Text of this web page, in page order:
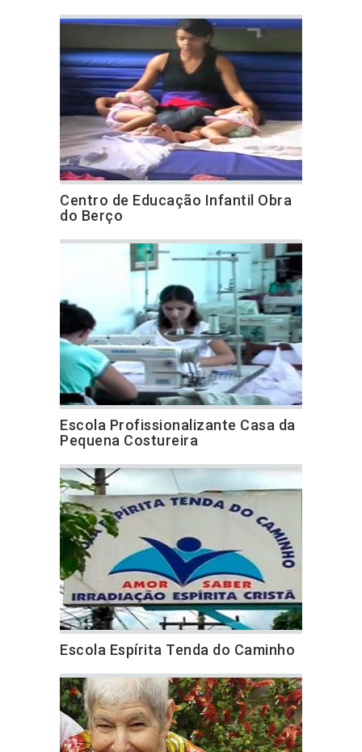
Centro de Educação Infantil Obra
do Berço
Escola Profissionalizante Casa da
Pequena Costureira
Escola Espírita Tenda do Caminho